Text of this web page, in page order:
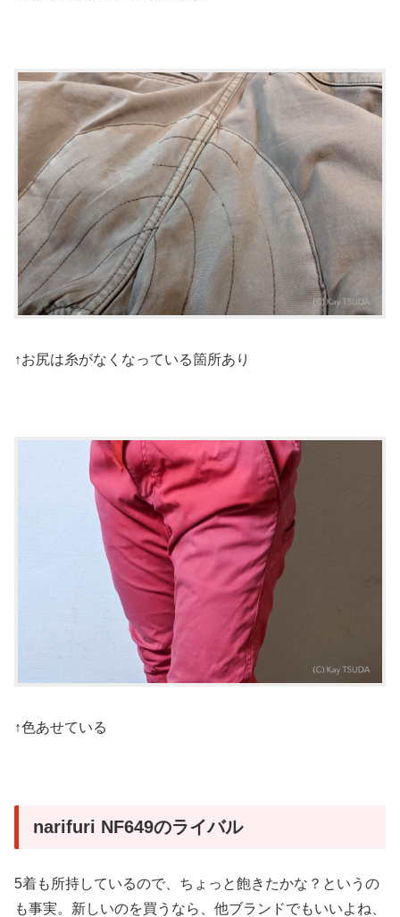
↑お尻は糸がなくなっている箇所あり
↑色あせている
narifuri NF649のライバル
5着も所持しているので、ちょっと飽きたかな？というの
も事実。新しいのを買うなら、他ブランドでもいいよね、